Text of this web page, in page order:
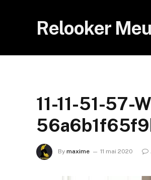
Relooker
11-11-51-57-
By maxime 11 mai 2020